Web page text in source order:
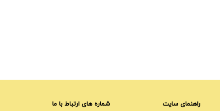
راهنمای سایت شماره های ارتباط با ما